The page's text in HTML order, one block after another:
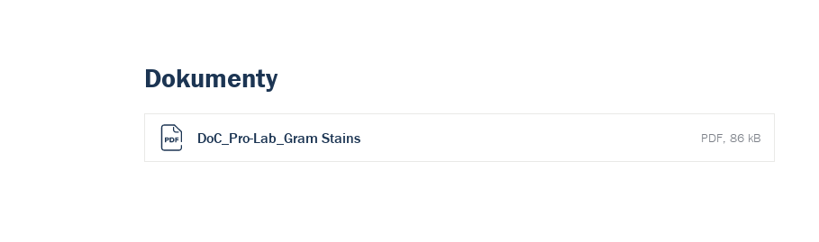
Dokumenty
DoC_Pro-Lab_Gram Stains PDF, 86 kB